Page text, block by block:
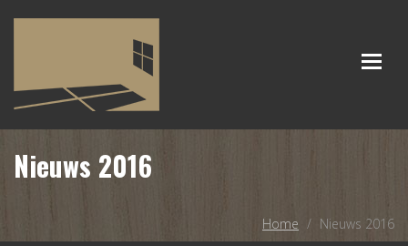
Nieuws 2016
Home Nieuws 2016